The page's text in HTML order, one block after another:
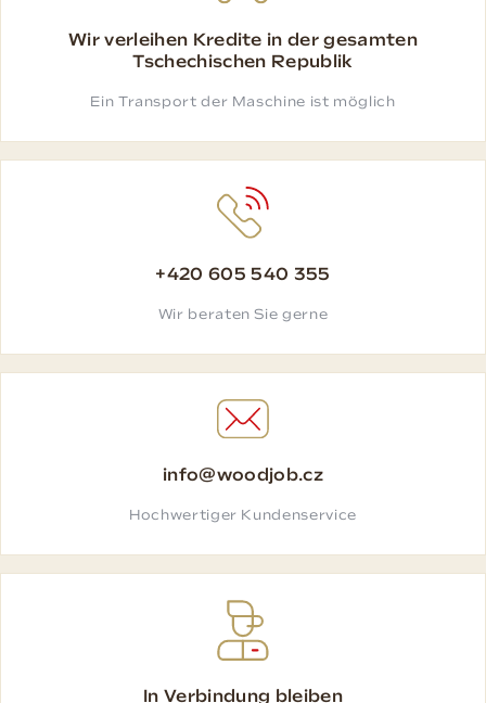
Wir verleihen Kredite in der gesamten
Tschechischen Republik
Ein Transport der Maschine ist möglich
+420 605 540 355
Wir beraten Sie gerne
info@woodjob.cz
Hochwertiger Kundenservice
In Verbindung bleiben